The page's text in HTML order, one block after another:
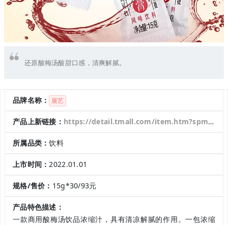
还原酸梅汤酸甜口感，清爽解腻。
品牌名称： 展艺
产品上新链接： https://detail.tmall.com/item.htm?spm=a1z10.3-b-s.w4011-23010918935.37.21673dd5Oe8NSE&id=670241882605&rn=fd19da660e400485474abb77d65b0b4a&abbucket=10
所属品类：饮料
上市时间：2022.01.01
规格/售价： 15g*30/93元
产品特色描述：
一款商用酸梅汤饮品浓缩汁，具有清凉解腻的作用。一包浓缩